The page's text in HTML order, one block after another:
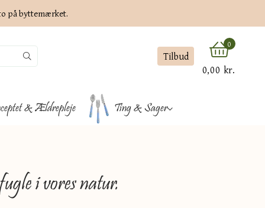
på byttemærket.
Tilbud
0
0,00 kr.
& Ældrepleje Ting & Sager
i vores natur.